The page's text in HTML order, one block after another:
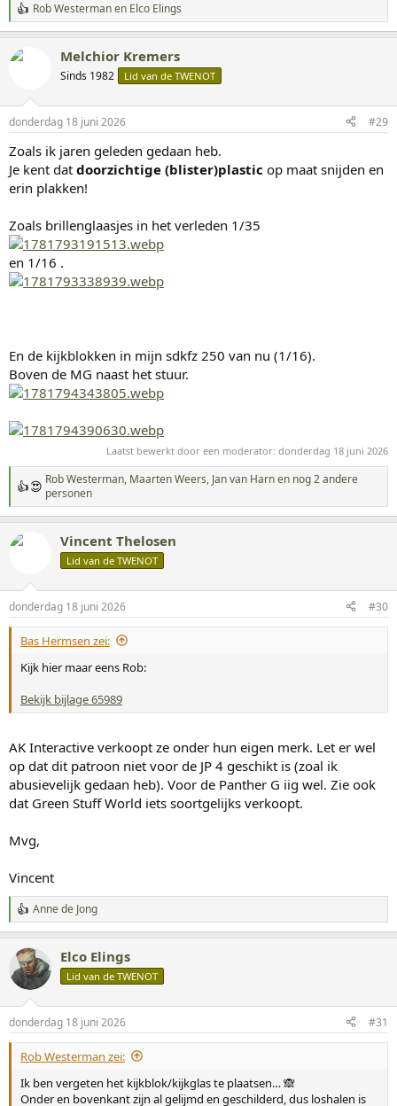
W
a
r
n
e
n
:
Rob Westermanen Elco Elings
Melchior Kremers
Sinds 1982 Lid van de TWENOT
donderdag 18 juni 2026 #29
Zoals ik jaren geleden gedaan heb.
Je kent dat doorzichtige (blister)plastic op maat snijden en
erin plakken!
Zoals brillenglaasjes in het verleden 1/35
en 1/16 .
En de kijkblokken in mijn sdkfz 250 van nu (1/16).
Boven de MG naast het stuur.
Laatst bewerkt door een moderator: donderdag 18 juni 2026
W
a
a
r
d
i
n
g
n
Rob Westerman, Maarten Weers, Jan van Harnen nog 2 andere
personen
Vincent Thelosen
Lid van de TWENOT
donderdag 18 juni 2026 #30
Bas Hermsen zei:
Kijk hier maar eens Rob:
Bekijk bijlage 65989
AK Interactive verkoopt ze onder hun eigen merk. Let er wel
op dat dit patroon niet voor de JP 4 geschikt is (zoal ik
abusievelijk gedaan heb). Voor de Panther G iig wel. Zie ook
dat Green Stuff World iets soortgelijks verkoopt.
Mvg,
Vincent
W
a
r
d
e
n
g
Anne de Jong
Elco Elings
Lid van de TWENOT
donderdag 18 juni 2026 #31
Rob Westerman zei:
Ik ben vergeten het kijkblok/kijkglas te plaatsen… 🙈
Onder en bovenkant zijn al gelijmd en geschilderd, dus loshalen is